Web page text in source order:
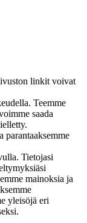
linkit voivat
Teemme
saada
parantaaksemme
Tietojasi
mainoksia ja
yleisöjä eri